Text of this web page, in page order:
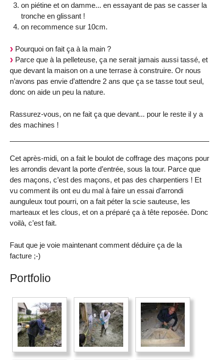
on piétine et on damme... en essayant de pas se casser la
tronche en glissant !
on recommence sur 10cm.
Pourquoi on fait ça à la main ?
Parce que à la pelleteuse, ça ne serait jamais aussi tassé, et
que devant la maison on a une terrase à construire. Or nous
n’avons pas envie d’attendre 2 ans que ça se tasse tout seul,
donc on aide un peu la nature.
Rassurez-vous, on ne fait ça que devant... pour le reste il y a
des machines !
Cet après-midi, on a fait le boulot de coffrage des maçons pour
les arrondis devant la porte d’entrée, sous la tour. Parce que
des maçons, c’est des maçons, et pas des charpentiers ! Et
vu comment ils ont eu du mal à faire un essai d’arrondi
aunguleux tout pourri, on a fait péter la scie sauteuse, les
marteaux et les clous, et on a préparé ça à tête reposée. Donc
voilà, c’est fait.
Faut que je voie maintenant comment déduire ça de la
facture ;-)
Portfolio